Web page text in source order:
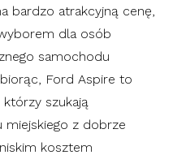
bardzo atrakcyjną cenę,
dla osób
samochodu
Ford Aspire to
którzy szukają
miejskiego z dobrze
kosztem